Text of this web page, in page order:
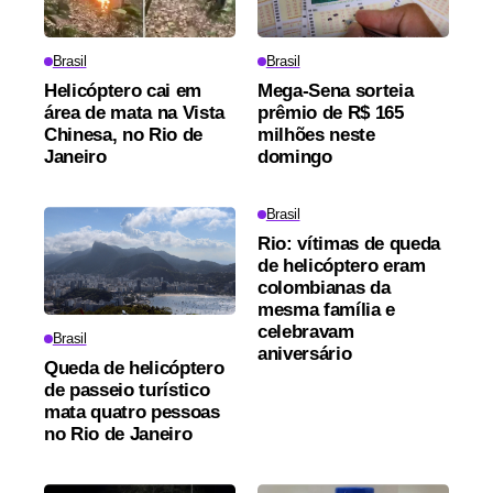
Brasil
Helicóptero cai em
área de mata na Vista
Chinesa, no Rio de
Janeiro
Brasil
Mega-Sena sorteia
prêmio de R$ 165
milhões neste
domingo
Brasil
Queda de helicóptero
de passeio turístico
mata quatro pessoas
no Rio de Janeiro
Brasil
Rio: vítimas de queda
de helicóptero eram
colombianas da
mesma família e
celebravam
aniversário